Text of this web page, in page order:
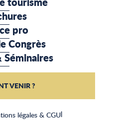
légales & CGU|
pro
Congrès
Séminaires
VENIR ?